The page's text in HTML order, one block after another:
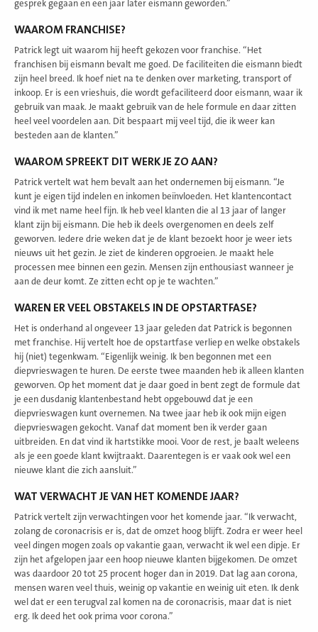
gesprek gegaan en een jaar later eismann geworden.”
WAAROM FRANCHISE?
Patrick legt uit waarom hij heeft gekozen voor franchise. “Het
franchisen bij eismann bevalt me goed. De faciliteiten die eismann biedt
zijn heel breed. Ik hoef niet na te denken over marketing, transport of
inkoop. Er is een vrieshuis, die wordt gefaciliteerd door eismann, waar ik
gebruik van maak. Je maakt gebruik van de hele formule en daar zitten
heel veel voordelen aan. Dit bespaart mij veel tijd, die ik weer kan
besteden aan de klanten.”
WAAROM SPREEKT DIT WERK JE ZO AAN?
Patrick vertelt wat hem bevalt aan het ondernemen bij eismann. “Je
kunt je eigen tijd indelen en inkomen beïnvloeden. Het klantencontact
vind ik met name heel fijn. Ik heb veel klanten die al 13 jaar of langer
klant zijn bij eismann. Die heb ik deels overgenomen en deels zelf
geworven. Iedere drie weken dat je de klant bezoekt hoor je weer iets
nieuws uit het gezin. Je ziet de kinderen opgroeien. Je maakt hele
processen mee binnen een gezin. Mensen zijn enthousiast wanneer je
aan de deur komt. Ze zitten echt op je te wachten.”
WAREN ER VEEL OBSTAKELS IN DE OPSTARTFASE?
Het is onderhand al ongeveer 13 jaar geleden dat Patrick is begonnen
met franchise. Hij vertelt hoe de opstartfase verliep en welke obstakels
hij (niet) tegenkwam. “Eigenlijk weinig. Ik ben begonnen met een
diepvrieswagen te huren. De eerste twee maanden heb ik alleen klanten
geworven. Op het moment dat je daar goed in bent zegt de formule dat
je een dusdanig klantenbestand hebt opgebouwd dat je een
diepvrieswagen kunt overnemen. Na twee jaar heb ik ook mijn eigen
diepvrieswagen gekocht. Vanaf dat moment ben ik verder gaan
uitbreiden. En dat vind ik hartstikke mooi. Voor de rest, je baalt weleens
als je een goede klant kwijtraakt. Daarentegen is er vaak ook wel een
nieuwe klant die zich aansluit.”
WAT VERWACHT JE VAN HET KOMENDE JAAR?
Patrick vertelt zijn verwachtingen voor het komende jaar. “Ik verwacht,
zolang de coronacrisis er is, dat de omzet hoog blijft. Zodra er weer heel
veel dingen mogen zoals op vakantie gaan, verwacht ik wel een dipje. Er
zijn het afgelopen jaar een hoop nieuwe klanten bijgekomen. De omzet
was daardoor 20 tot 25 procent hoger dan in 2019. Dat lag aan corona,
mensen waren veel thuis, weinig op vakantie en weinig uit eten. Ik denk
wel dat er een terugval zal komen na de coronacrisis, maar dat is niet
erg. Ik deed het ook prima voor corona.”